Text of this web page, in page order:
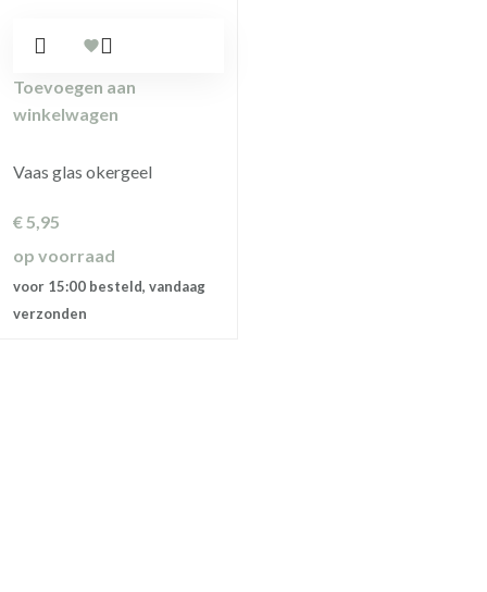
Toevoegen aan
winkelwagen
Vaas glas okergeel
€5,95
op voorraad
voor 15:00 besteld, vandaag
verzonden